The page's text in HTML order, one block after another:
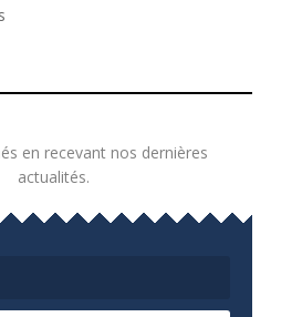
en recevant nos dernières
actualités.